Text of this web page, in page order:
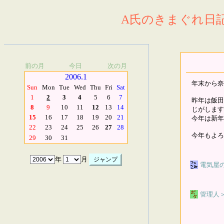
A氏のきまぐれ日
前の月 今日 次の月
2006.1
Sun Mon Tue Wed Thu Fri Sat
1
2 3 4 5 6
7
8
9 10 11 12 13
14
15
16 17 18 19 20
21
22
23 24 25 26 27
28
29
30 31
年 月
年末から
昨年は飯
じがしま
今年は新
今年もよ
電気屋
管理人